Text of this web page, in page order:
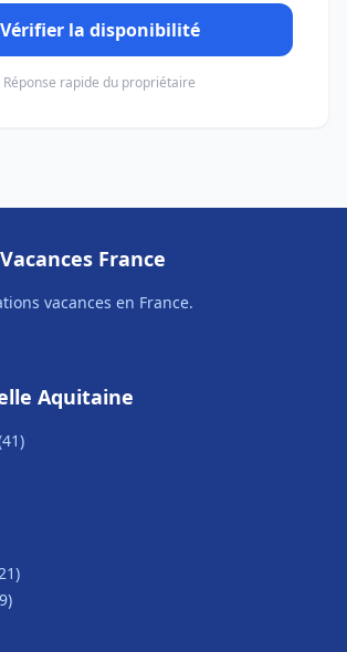
Vérifier la disponibilité
Réponse rapide du propriétaire
France
vacances en France.
Aquitaine